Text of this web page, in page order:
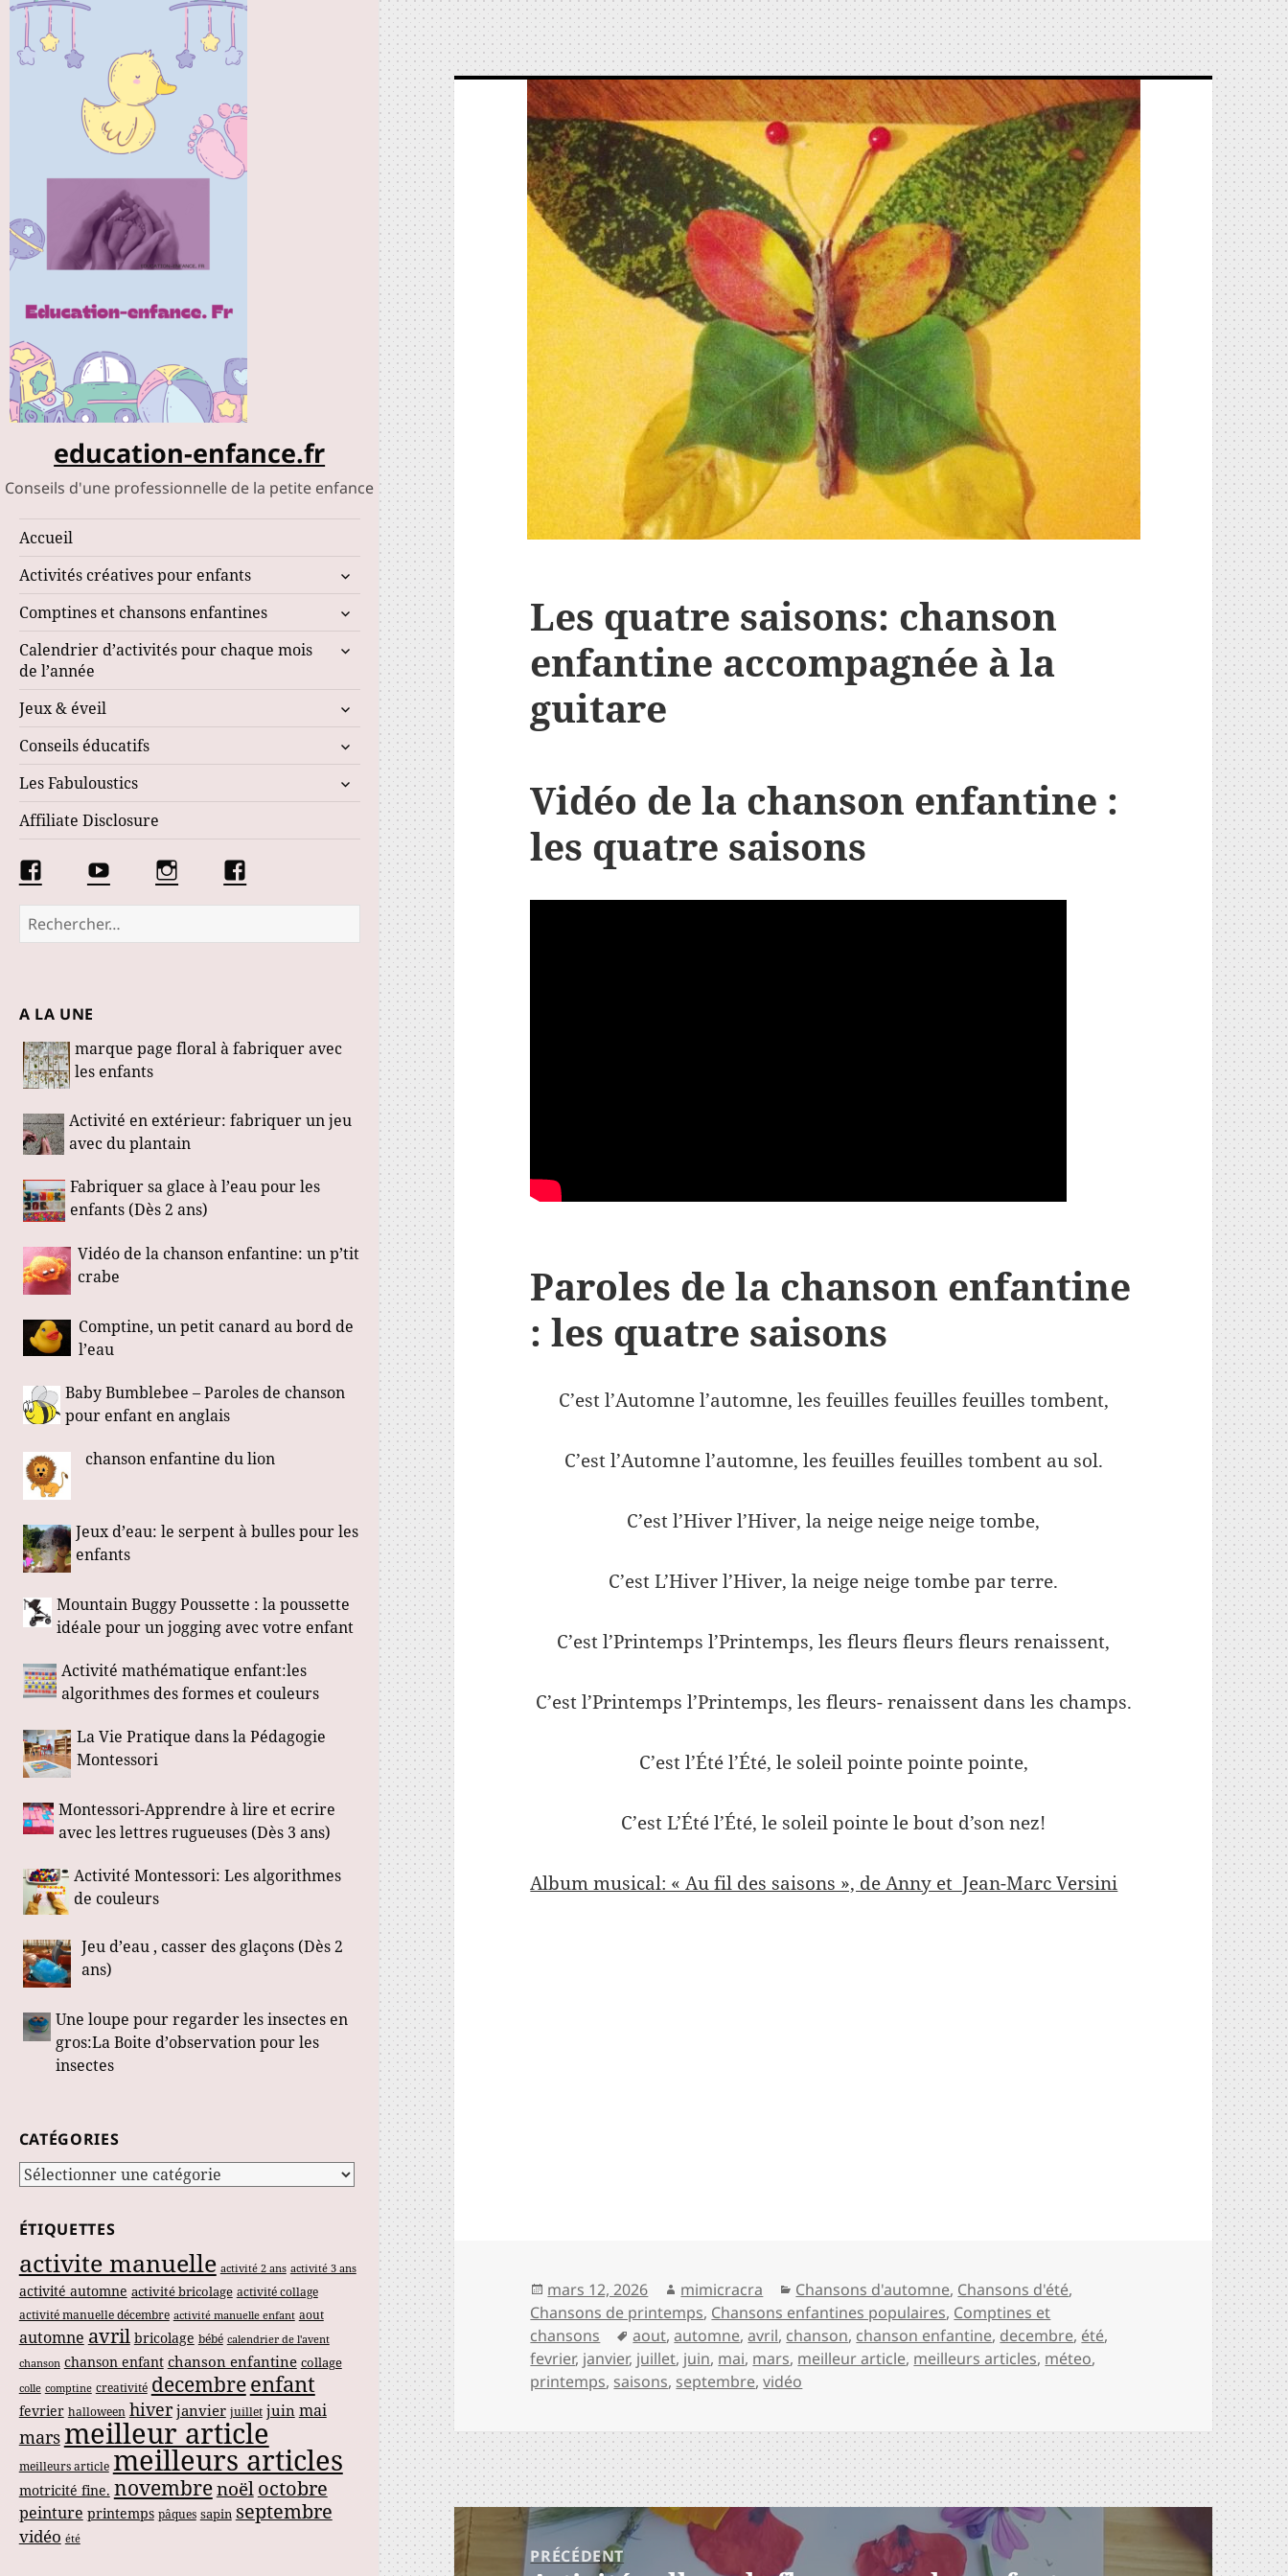
education-enfance.fr
Conseils d'une professionnelle de la petite enfance
Accueil
Activités créatives pour enfants
ouvrir
sous-
Comptines et chansons enfantines
ouvrir
sous-
Calendrier d’activités pour chaque mois
de l’année
ouvrir
menu
Jeux & éveil
ouvrir
sous-
Conseils éducatifs
ouvrir
sous-
Les Fabuloustics
ouvrir
Affiliate Disclosure
Facebook
Les
Fabuloustics
Conseils
d’une
éducatrice
de
Éduquer
les
petits
La
communauté
Marmotille
Rechercher :
A LA UNE
marque page floral à fabriquer avec
les enfants
Activité en extérieur: fabriquer un jeu
avec du plantain
Fabriquer sa glace à l’eau pour les
enfants (Dès 2 ans)
Vidéo de la chanson enfantine: un p’tit
crabe
Comptine, un petit canard au bord de
l’eau
Baby Bumblebee – Paroles de chanson
pour enfant en anglais
chanson enfantine du lion
Jeux d’eau: le serpent à bulles pour les
enfants
Mountain Buggy Poussette : la poussette
idéale pour un jogging avec votre enfant
Activité mathématique enfant:les
algorithmes des formes et couleurs
La Vie Pratique dans la Pédagogie
Montessori
Montessori-Apprendre à lire et ecrire
avec les lettres rugueuses (Dès 3 ans)
Activité Montessori: Les algorithmes
de couleurs
Jeu d’eau , casser des glaçons (Dès 2
ans)
Une loupe pour regarder les insectes en
gros:La Boite d’observation pour les
insectes
CATÉGORIES
Catégories
ÉTIQUETTES
activite manuelle activité 2 ans activité 3 ans
activité automne activité bricolage activité collage
activité manuelle décembre activité manuelle enfant aout
automne avril bricolage bébé calendrier de l'avent
chanson chanson enfant chanson enfantine collage
colle comptine creativité decembreenfant
fevrier halloween hiver janvier juillet juin mai
marsmeilleur article
meilleurs article meilleurs articles
motricité fine. novembrenoëloctobre
peinture printemps pâques sapin septembre
vidéo été
Les quatre saisons: chanson
enfantine accompagnée à la
guitare
Vidéo de la chanson enfantine :
les quatre saisons
Paroles de la chanson enfantine
: les quatre saisons
C’est l’Automne l’automne, les feuilles feuilles feuilles tombent,
C’est l’Automne l’automne, les feuilles feuilles tombent au sol.
C’est l’Hiver l’Hiver, la neige neige neige tombe,
C’est L’Hiver l’Hiver, la neige neige tombe par terre.
C’est l’Printemps l’Printemps, les fleurs fleurs fleurs renaissent,
C’est l’Printemps l’Printemps, les fleurs- renaissent dans les champs.
C’est l’Été l’Été, le soleil pointe pointe pointe,
C’est L’Été l’Été, le soleil pointe le bout d’son nez!
Album musical: « Au fil des saisons », de Anny et Jean-Marc Versini
Publié
le
mars 12, 2026 Auteur
mimicracra Catégories
Chansons d'automne, Chansons d'été,
Chansons de printemps, Chansons enfantines populaires, Comptines et
chansons
Mots-
clés
aout,automne,avril, chanson, chanson enfantine, decembre, été,
fevrier, janvier, juillet, juin, mai, mars, meilleur article, meilleurs articles, méteo,
printemps, saisons, septembre,vidéo
Navigation
de
PRÉCÉDENT